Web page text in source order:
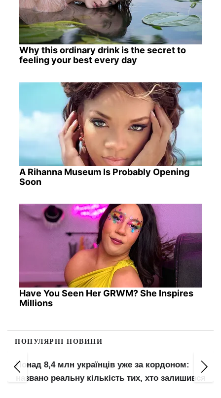
Why this ordinary drink is the secret to
feeling your best every day
A Rihanna Museum Is Probably Opening
Soon
Have You Seen Her GRWM? She Inspires
Millions
ПОПУЛЯРНІ НОВИНИ
Понад 8,4 млн українців уже за кордоном:
названо реальну кількість тих, хто залишився